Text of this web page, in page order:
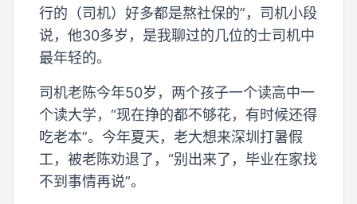
行的（司机）好多都是熬社保的”，司机小段
说，他30多岁，是我聊过的几位的士司机中
最年轻的。
司机老陈今年50岁，两个孩子一个读高中一
个读大学，“现在挣的都不够花，有时候还得
吃老本”。今年夏天，老大想来深圳打暑假
工，被老陈劝退了，“别出来了，毕业在家找
不到事情再说”。